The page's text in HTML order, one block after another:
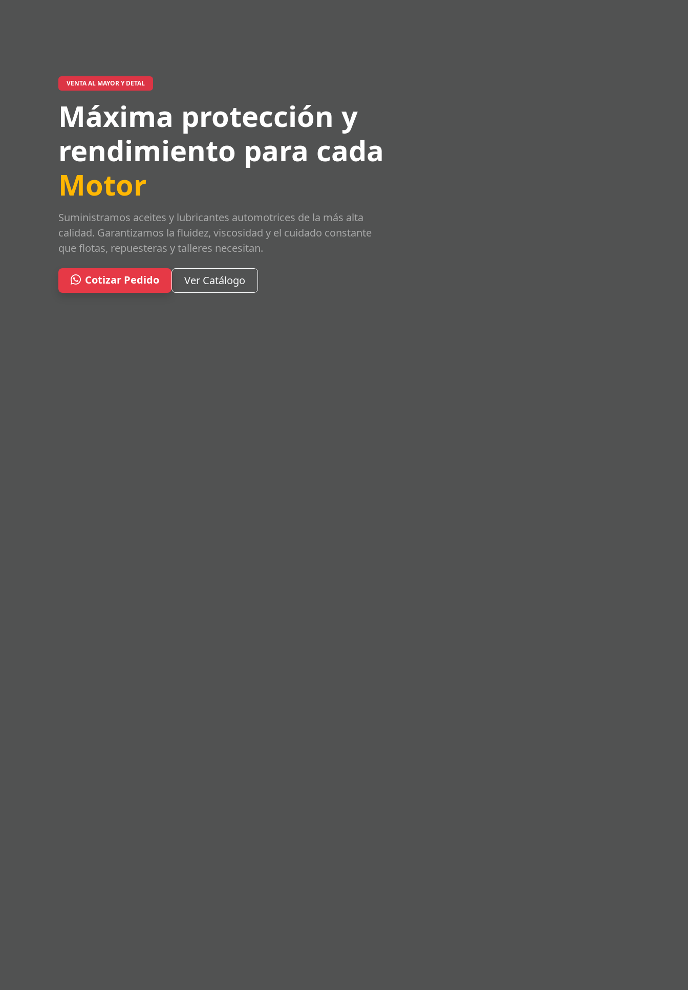
VENTA AL MAYOR Y DETAL
Máxima protección y
rendimiento para cada
Motor
Suministramos aceites y lubricantes automotrices de la más alta
calidad. Garantizamos la fluidez, viscosidad y el cuidado constante
que flotas, repuesteras y talleres necesitan.
Cotizar Pedido Ver Catálogo